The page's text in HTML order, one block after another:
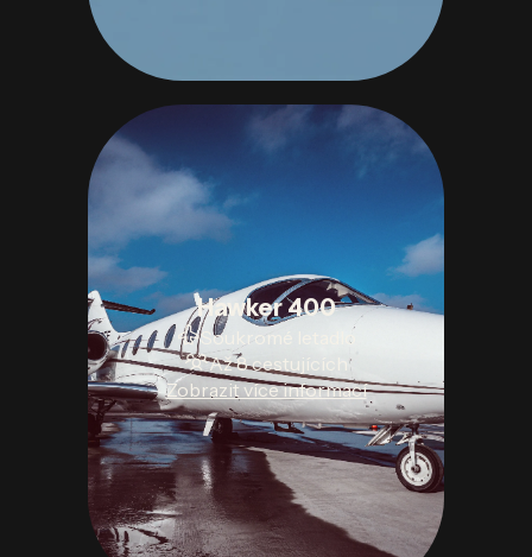
Hawker 400
Soukromé letadlo
Až 8 cestujících
Zobrazit více informací